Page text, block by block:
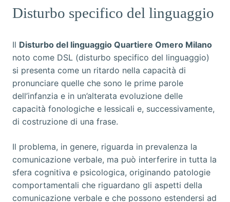
Disturbo specifico del linguaggio
Il Disturbo del linguaggio Quartiere Omero Milano
noto come DSL (disturbo specifico del linguaggio)
si presenta come un ritardo nella capacità di
pronunciare quelle che sono le prime parole
dell’infanzia e in un’alterata evoluzione delle
capacità fonologiche e lessicali e, successivamente,
di costruzione di una frase.
Il problema, in genere, riguarda in prevalenza la
comunicazione verbale, ma può interferire in tutta la
sfera cognitiva e psicologica, originando patologie
comportamentali che riguardano gli aspetti della
comunicazione verbale e che possono estendersi ad